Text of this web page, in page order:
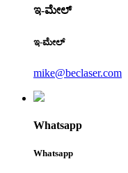
ಇ-ಮೇಲ್
ಇ-ಮೇಲ್
mike@beclaser.com
Whatsapp
Whatsapp